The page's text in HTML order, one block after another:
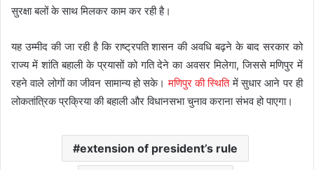
सुरक्षा बलों के साथ मिलकर काम कर रही है।
यह उम्मीद की जा रही है कि राष्ट्रपति शासन की अवधि बढ़ने के बाद सरकार को
राज्य में शांति बहाली के प्रयासों को गति देने का अवसर मिलेगा, जिससे मणिपुर में
रहने वाले लोगों का जीवन सामान्य हो सके।मणिपुर की स्थितिमें सुधार आने पर ही
लोकतांत्रिक प्रक्रिया की बहाली और विधानसभा चुनाव कराना संभव हो पाएगा।
extension of president’s rule